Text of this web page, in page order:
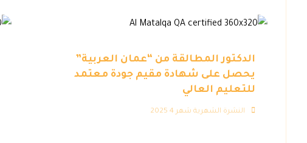
الدكتور المطالقة من “عمان العربية”
يحصل على شهادة مقيم جودة معتمد
للتعليم العالي
النشرة الشهرية شهر 4 2025